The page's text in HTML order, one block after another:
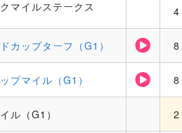
マイルステークス 4
カップターフ（G1） 8
プマイル（G1） 8
ル（G1） 2